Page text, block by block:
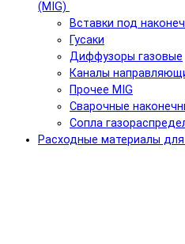
(MIG)
Вставки под
Гусаки
Диффузоры газовые
Каналы
Прочее MIG
Сварочные
Сопла
Расходные материалы для